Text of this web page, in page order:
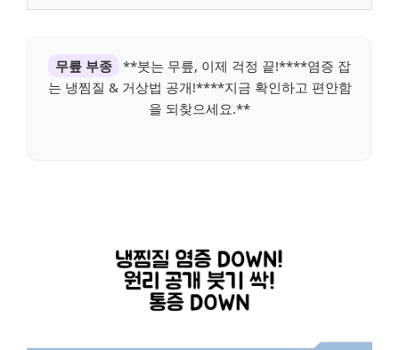
무릎 부종 **붓는 무릎, 이제 걱정 끝!****염증 잡
는 냉찜질 & 거상법 공개!****지금 확인하고 편안함
을 되찾으세요.**